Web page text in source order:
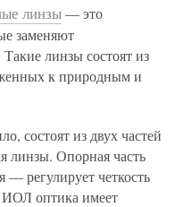
линзы— это
заменяют
линзы состоят из
к природным и
состоят из двух частей
линзы. Опорная часть
— регулирует четкость
оптика имеет